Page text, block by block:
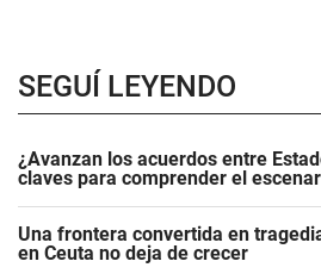
SEGUÍ LEYENDO
¿Avanzan los acuerdos entre
claves para comprender el
Una frontera convertida en
en Ceuta no deja de crecer